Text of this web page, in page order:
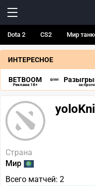
Dota 2 CS2 Мир
ИНТЕРЕСНОЕ
BETBOOM
Реклама 18+ за
Страна
Мир
Всего матчей: 2